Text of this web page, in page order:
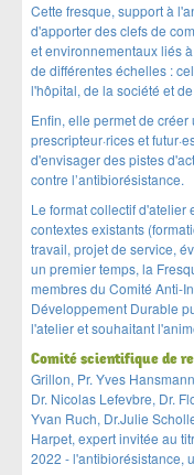
Cette fresque, support à
d'apporter des clefs de
et environnementaux liés
de différentes échelles :
l'hôpital, de la société et
Enfin, elle permet de créer
prescripteur·rices et
d'envisager des pistes
contre l’antibiorésistance.
Le format collectif d'atelier
contextes existants
travail, projet de service,
un premier temps, la
membres du Comité Anti-
Développement Durable
l'atelier et souhaitant
Comité scientifique de
Grillon, Pr. Yves
Dr. Nicolas Lefevbre, Dr.
Yvan Ruch, Dr.Julie
Harpet, expert invitée au
2022 - l'antibiorésistance,